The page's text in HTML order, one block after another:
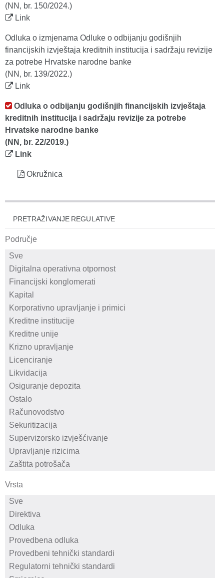
(NN, br. 150/2024.)
Link
Odluka o izmjenama Odluke o odbijanju godišnjih
financijskih izvještaja kreditnih institucija i sadržaju revizije
za potrebe Hrvatske narodne banke
(NN, br. 139/2022.)
Link
Odluka o odbijanju godišnjih financijskih izvještaja
kreditnih institucija i sadržaju revizije za potrebe
Hrvatske narodne banke
(NN, br. 22/2019.)
Link
Okružnica
PRETRAŽIVANJE REGULATIVE
Područje
Vrsta